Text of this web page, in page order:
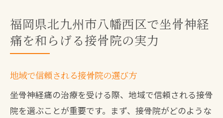
坐骨神経痛に特化した治療法とは
なぜ接骨院での治療が効果的なのか
坐骨神経痛に悩む方必見！接骨院での治療で
日常を取り戻そう
接骨院での治療プロセスについて
痛みの根本原因を突き止める
福岡県北九州市八幡西区で坐骨神経
痛を和らげる接骨院の実力
地域で信頼される接骨院の選び方
坐骨神経痛の治療を受ける際、地域で信頼される接骨
院を選ぶことが重要です。まず、接骨院がどのような